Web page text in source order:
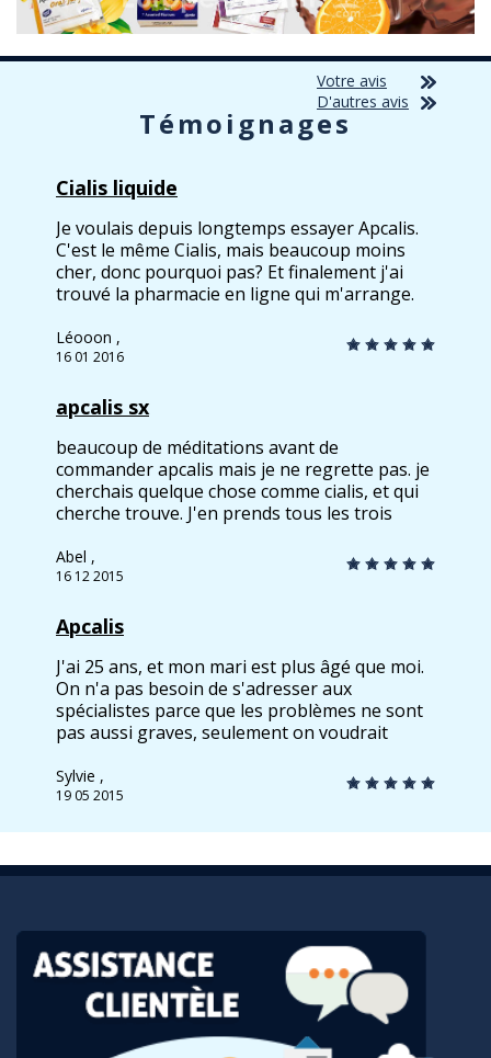
Témoignages
Votre avis
D'autres avis
Cialis liquide
Je voulais depuis longtemps essayer Apcalis.
C'est le même Cialis, mais beaucoup moins
cher, donc pourquoi pas? Et finalement j'ai
trouvé la pharmacie en ligne qui m'arrange.
Chez moi ça durait un jour et une nuit, mais
pour moi ça suffit. J'en commanderai encore.
Léooon ,
16 01 2016
apcalis sx
beaucoup de méditations avant de
commander apcalis mais je ne regrette pas. je
cherchais quelque chose comme cialis, et qui
cherche trouve. J'en prends tous les trois
ne me fait plus de reproches. je me sens un
homme encore et j'attends encore pas mal de
Abel ,
16 12 2015
Apcalis
J'ai 25 ans, et mon mari est plus âgé que moi.
On n'a pas besoin de s'adresser aux
spécialistes parce que les problèmes ne sont
pas aussi graves, seulement on voudrait
Oral Jelly ici. C'est décrit comme Cialis liquide.
On n'a pas essayé Cialis, mais Cialis est dit
le top!
Sylvie ,
19 05 2015